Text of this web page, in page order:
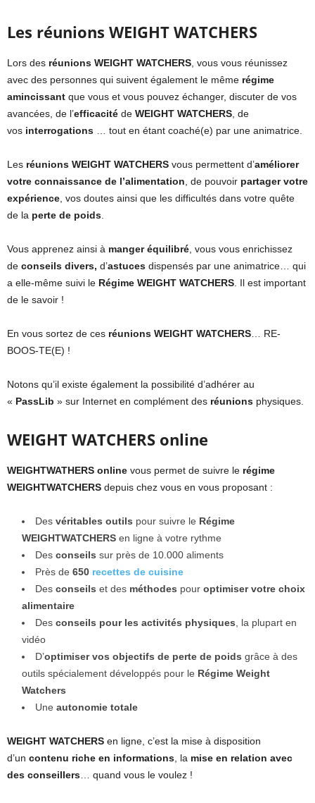
Les réunions WEIGHT WATCHERS
Lors des réunions WEIGHT WATCHERS , vous vous réunissez
avec des personnes qui suivent également le même régime
amincissant que vous et vous pouvez échanger, discuter de vos
avancées, de l’efficacité de WEIGHT WATCHERS , de
vos interrogations … tout en étant coaché(e) par une animatrice.
Les réunions WEIGHT WATCHERS vous permettent d’améliorer
votre connaissance de l’alimentation , de pouvoir partager votre
expérience , vos doutes ainsi que les difficultés dans votre quête
de la perte de poids
Vous apprenez ainsi à manger équilibré , vous vous enrichissez
de conseils divers, d’astuces dispensés par une animatrice… qui
a elle-même suivi le Régime WEIGHT WATCHERS . Il est important
de le savoir !
En vous sortez de ces réunions WEIGHT WATCHERS … RE-
BOOS-TE(E) !
Notons qu’il existe également la possibilité d’adhérer au
« PassLib » sur Internet en complément des réunions physiques.
WEIGHT WATCHERS online
WEIGHTWATHERS online vous permet de suivre le régime
WEIGHTWATCHERS depuis chez vous en vous proposant :
Des véritables outils pour suivre le Régime
WEIGHTWATCHERS en ligne à votre rythme
Des conseils sur près de 10.000 aliments
Près de 650 recettes de cuisine
Des conseils et des méthodes pour optimiser votre choix
alimentaire
Des conseils pour les activités physiques , la plupart en
vidéo
D’optimiser vos objectifs de perte de poids grâce à des
outils spécialement développés pour le Régime Weight
Watchers
Une autonomie totale
WEIGHT WATCHERS en ligne, c’est la mise à disposition
d’un contenu riche en informations , la mise en relation avec
des conseillers … quand vous le voulez !